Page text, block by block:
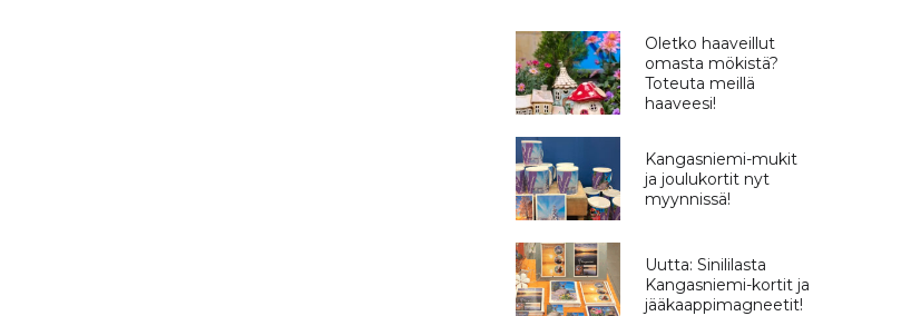
Oletko haaveillut
omasta mökistä?
Toteuta meillä
haaveesi!
Kangasniemi-mukit
ja joulukortit nyt
myynnissä!
Uutta: Sinililasta
Kangasniemi-kortit ja
jääkaappimagneetit!